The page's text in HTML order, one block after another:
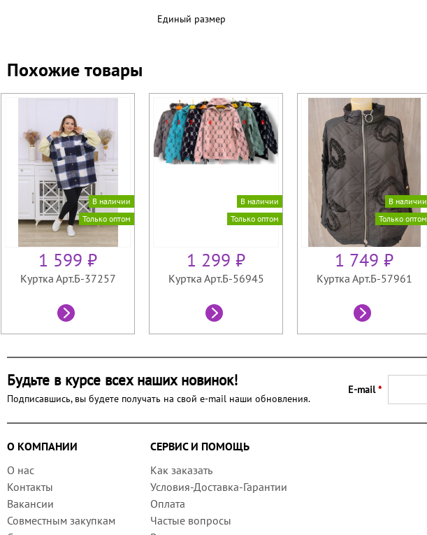
Единый размер
Похожие товары
В наличии
Только оптом
1 599 ₽
Куртка Арт.Б-37257
В наличии
Только оптом
1 299 ₽
Куртка Арт.Б-56945
В наличии
Только оптом
1 749 ₽
Куртка Арт.Б-57961
Будьте в курсе всех наших новинок!
Подписавшись, вы будете получать на свой e-mail наши обновления.
E-mail*
О КОМПАНИИ
СЕРВИС И ПОМОЩЬ
О нас
Контакты
Вакансии
Совместным закупкам
Как заказать
Условия-Доставка-Гарантии
Оплата
Частые вопросы